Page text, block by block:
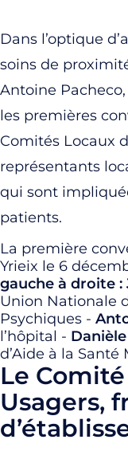
Dans l’optique
soins de
Antoine
les premières
Comités Locaux
représentants
qui sont
patients.
La première
Yrieix le 6
gauche à droite :
Union Nationale
Psychiques -
l’hôpital -
d’Aide à la
Le
Usagers,